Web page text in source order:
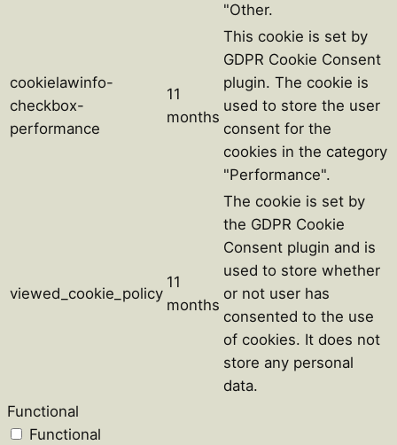
"Other.
cookielawinfo-
checkbox-
performance
11
months
This cookie is set by
GDPR Cookie Consent
plugin. The cookie is
used to store the user
consent for the
cookies in the category
"Performance".
viewed_cookie_policy
11
months
The cookie is set by
the GDPR Cookie
Consent plugin and is
used to store whether
or not user has
consented to the use
of cookies. It does not
store any personal
data.
Functional
Functional